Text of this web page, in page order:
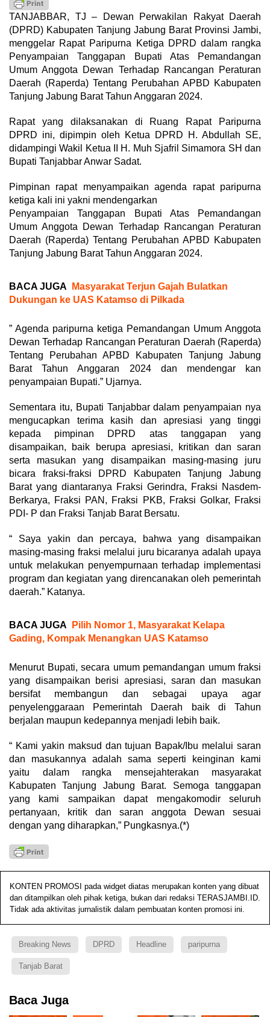
TANJABBAR, TJ – Dewan Perwakilan Rakyat Daerah
(DPRD) Kabupaten Tanjung Jabung Barat Provinsi Jambi,
menggelar Rapat Paripurna Ketiga DPRD dalam rangka
Penyampaian Tanggapan Bupati Atas Pemandangan
Umum Anggota Dewan Terhadap Rancangan Peraturan
Daerah (Raperda) Tentang Perubahan APBD Kabupaten
Tanjung Jabung Barat Tahun Anggaran 2024.
Rapat yang dilaksanakan di Ruang Rapat Paripurna
DPRD ini, dipimpin oleh Ketua DPRD H. Abdullah SE,
didampingi Wakil Ketua II H. Muh Sjafril Simamora SH dan
Bupati Tanjabbar Anwar Sadat.
Pimpinan rapat menyampaikan agenda rapat paripurna
ketiga kali ini yakni mendengarkan
Penyampaian Tanggapan Bupati Atas Pemandangan
Umum Anggota Dewan Terhadap Rancangan Peraturan
Daerah (Raperda) Tentang Perubahan APBD Kabupaten
Tanjung Jabung Barat Tahun Anggaran 2024.
BACA JUGA
Masyarakat Terjun Gajah Bulatkan
Dukungan ke UAS Katamso di Pilkada
” Agenda paripurna ketiga Pemandangan Umum Anggota
Dewan Terhadap Rancangan Peraturan Daerah (Raperda)
Tentang Perubahan APBD Kabupaten Tanjung Jabung
Barat Tahun Anggaran 2024 dan mendengar kan
penyampaian Bupati.” Ujarnya.
Sementara itu, Bupati Tanjabbar dalam penyampaian nya
mengucapkan terima kasih dan apresiasi yang tinggi
kepada pimpinan DPRD atas tanggapan yang
disampaikan, baik berupa apresiasi, kritikan dan saran
serta masukan yang disampaikan masing-masing juru
bicara fraksi-fraksi DPRD Kabupaten Tanjung Jabung
Barat yang diantaranya Fraksi Gerindra, Fraksi Nasdem-
Berkarya, Fraksi PAN, Fraksi PKB, Fraksi Golkar, Fraksi
PDI- P dan Fraksi Tanjab Barat Bersatu.
“ Saya yakin dan percaya, bahwa yang disampaikan
masing-masing fraksi melalui juru bicaranya adalah upaya
untuk melakukan penyempurnaan terhadap implementasi
program dan kegiatan yang direncanakan oleh pemerintah
daerah.” Katanya.
BACA JUGA
Pilih Nomor 1, Masyarakat Kelapa
Gading, Kompak Menangkan UAS Katamso
Menurut Bupati, secara umum pemandangan umum fraksi
yang disampaikan berisi apresiasi, saran dan masukan
bersifat membangun dan sebagai upaya agar
penyelenggaraan Pemerintah Daerah baik di Tahun
berjalan maupun kedepannya menjadi lebih baik.
“ Kami yakin maksud dan tujuan Bapak/Ibu melalui saran
dan masukannya adalah sama seperti keinginan kami
yaitu dalam rangka mensejahterakan masyarakat
Kabupaten Tanjung Jabung Barat. Semoga tanggapan
yang kami sampaikan dapat mengakomodir seluruh
pertanyaan, kritik dan saran anggota Dewan sesuai
dengan yang diharapkan,” Pungkasnya.(*)
KONTEN PROMOSI pada widget diatas merupakan konten yang dibuat
dan ditampilkan oleh pihak ketiga, bukan dari redaksi TERASJAMBI.ID.
Tidak ada aktivitas jurnalistik dalam pembuatan konten promosi ini.
Breaking News DPRD Headline paripurna
Tanjab Barat
Baca Juga